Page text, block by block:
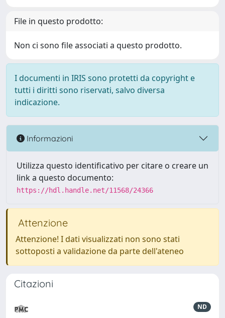
File in questo prodotto:
Non ci sono file associati a questo prodotto.
I documenti in IRIS sono protetti da copyright e
tutti i diritti sono riservati, salvo diversa
indicazione.
Informazioni
Utilizza questo identificativo per citare o creare un
link a questo documento:
https://hdl.handle.net/11568/24366
Attenzione
Attenzione! I dati visualizzati non sono stati
sottoposti a validazione da parte dell'ateneo
Citazioni
ND